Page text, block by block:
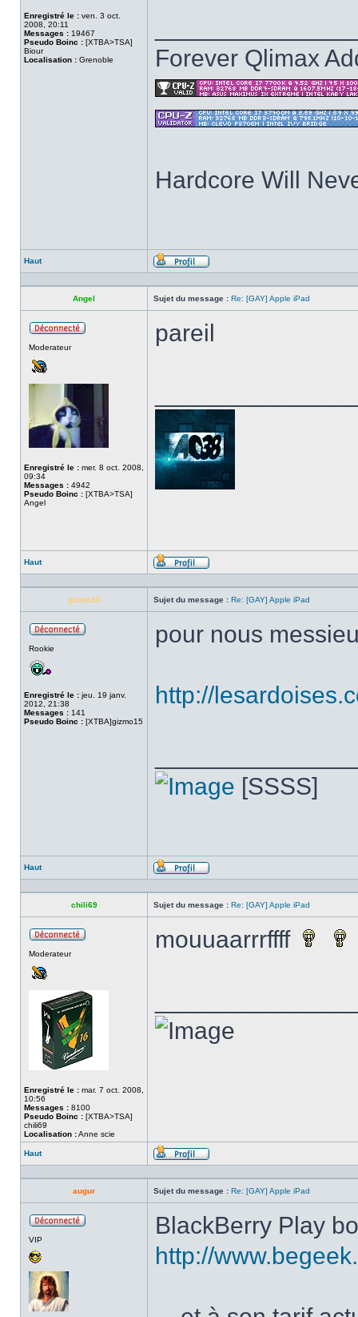
Enregistré le : ven. 3 oct.
2008, 20:11
Messages : 19467
Pseudo Boinc : [XTBA>TSA]
Biour
Localisation : Grenoble
Forever Qlimax
Hardcore Will
Haut
Profil
Angel Sujet du message : Re: [GAY] Apple iPad
Moderateur
Enregistré le : mer. 8 oct. 2008,
09:34
Messages : 4942
Pseudo Boinc : [XTBA>TSA]
Angel
pareil
Haut
Profil
gizmo15 Sujet du message : Re: [GAY] Apple iPad
Rookie
Enregistré le : jeu. 19 janv.
2012, 21:38
Messages : 141
Pseudo Boinc : [XTBA]gizmo15
pour nous
http://
[SSSS]
Haut
Profil
chili69 Sujet du message : Re: [GAY] Apple iPad
Moderateur
Enregistré le : mar. 7 oct. 2008,
10:56
Messages : 8100
Pseudo Boinc : [XTBA>TSA]
chili69
Localisation :Anne scie
mouuaarrrffff
Haut
Profil
augur Sujet du message : Re: [GAY] Apple iPad
VIP
BlackBerry Play
http://